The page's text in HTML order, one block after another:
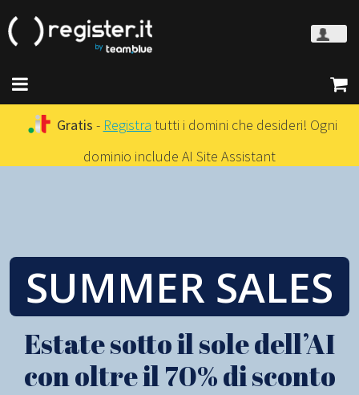
Gratis - Registra tutti i domini che desideri! Ogni
dominio include AI Site Assistant
SUMMER SALES
Estate sotto il sole dell’AI
con oltre il 70% di sconto